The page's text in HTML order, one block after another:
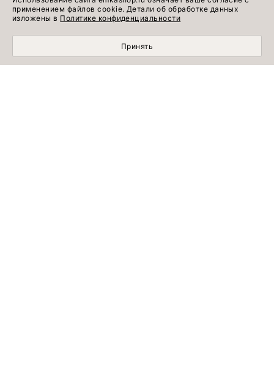
применением файлов cookie. Детали об обработке данных
изложены в Политике конфиденциальности
Принять